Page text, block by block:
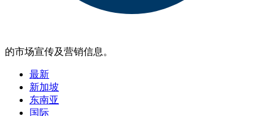
的市场宣传及营销信息。
最新
新加坡
东南亚
国际